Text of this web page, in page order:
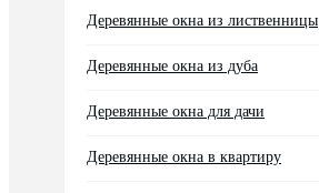
Деревянные окна из лиственницы
Деревянные окна из дуба
Деревянные окна для дачи
Деревянные окна в квартиру